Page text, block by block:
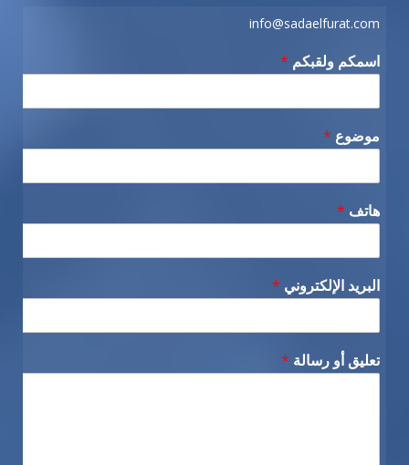
info@sadaelfurat.com
اسمكم ولقبكم *
موضوع *
هاتف *
البريد الإلكتروني *
تعليق أو رسالة *